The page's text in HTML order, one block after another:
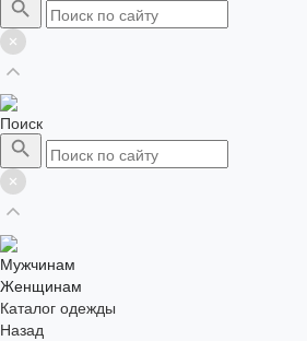
Поиск
Мужчинам
Женщинам
Каталог одежды
Назад